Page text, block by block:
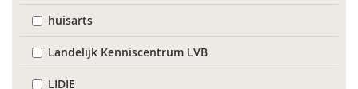
huisarts
Landelijk Kenniscentrum LVB
LIDIE